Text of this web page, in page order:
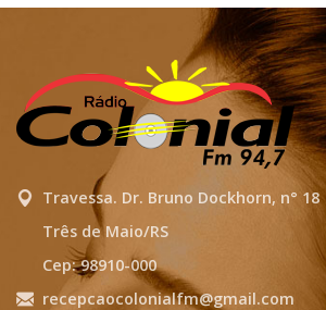
Travessa. Dr. Bruno Dockhorn, n° 18
Três de Maio/RS
Cep: 98910-000
recepcaocolonialfm@gmail.com